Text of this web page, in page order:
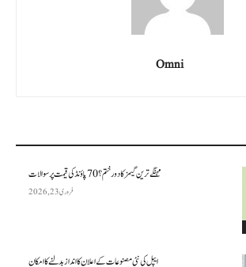
Omni
مہنگے ترین گیمز کا دور ختم؟ 70 پاؤنڈ کی قیمت پر سوالات
فروری 23, 2026
ایپل کی نئی مصنوعات کے اعلان کا انداز بدلنے کا امکان